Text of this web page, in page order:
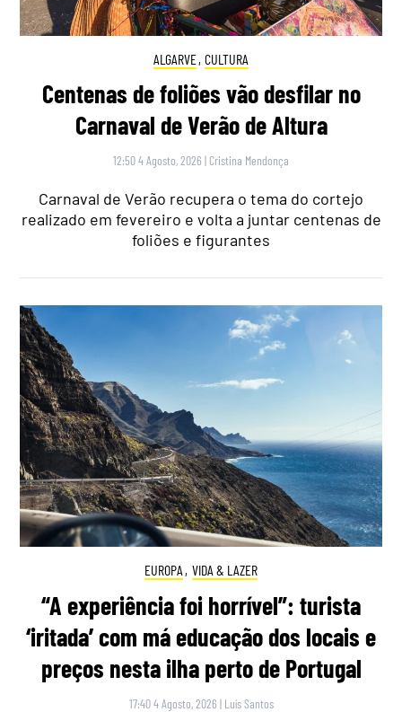
ALGARVE, CULTURA
Centenas de foliões vão desfilar no
Carnaval de Verão de Altura
12:50 4 Agosto, 2026 | Cristina Mendonça
Carnaval de Verão recupera o tema do cortejo
realizado em fevereiro e volta a juntar centenas de
foliões e figurantes
EUROPA , VIDA & LAZER
“A experiência foi horrível”: turista
‘iritada’ com má educação dos locais e
preços nesta ilha perto de Portugal
17:40 4 Agosto, 2026 | Luís Santos